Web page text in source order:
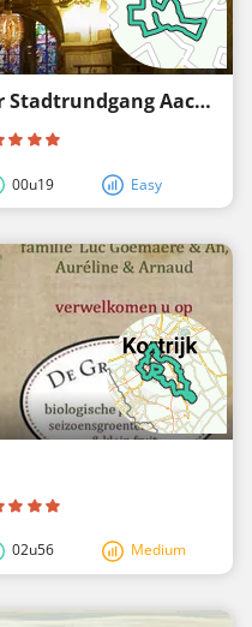
Wanderroute - Historischer Stadtrundgang Aachen
00u19 Easy
02u56 Medium